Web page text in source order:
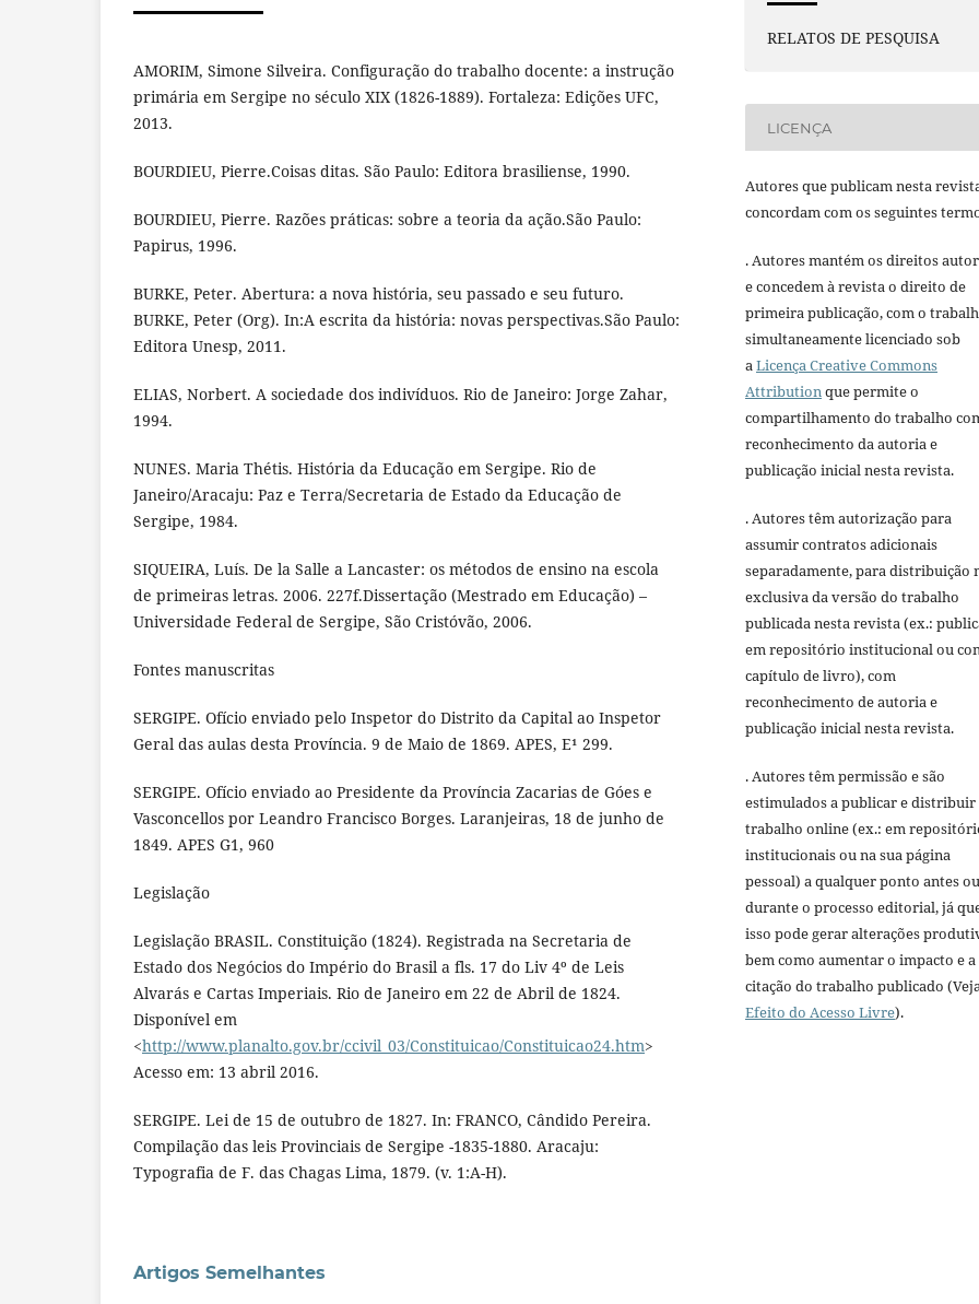
AMORIM, Simone Silveira. Configuração do trabalho docente: a instrução
primária em Sergipe no século XIX (1826-1889). Fortaleza: Edições UFC,
2013.
BOURDIEU, Pierre.Coisas ditas. São Paulo: Editora brasiliense, 1990.
BOURDIEU, Pierre. Razões práticas: sobre a teoria da ação.São Paulo:
Papirus, 1996.
BURKE, Peter. Abertura: a nova história, seu passado e seu futuro.
BURKE, Peter (Org). In:A escrita da história: novas perspectivas.São Paulo:
Editora Unesp, 2011.
ELIAS, Norbert. A sociedade dos indivíduos. Rio de Janeiro: Jorge Zahar,
1994.
NUNES. Maria Thétis. História da Educação em Sergipe. Rio de
Janeiro/Aracaju: Paz e Terra/Secretaria de Estado da Educação de
Sergipe, 1984.
SIQUEIRA, Luís. De la Salle a Lancaster: os métodos de ensino na escola
de primeiras letras. 2006. 227f.Dissertação (Mestrado em Educação) –
Universidade Federal de Sergipe, São Cristóvão, 2006.
Fontes manuscritas
SERGIPE. Ofício enviado pelo Inspetor do Distrito da Capital ao Inspetor
Geral das aulas desta Província. 9 de Maio de 1869. APES, E¹ 299.
SERGIPE. Ofício enviado ao Presidente da Província Zacarias de Góes e
Vasconcellos por Leandro Francisco Borges. Laranjeiras, 18 de junho de
1849. APES G1, 960
Legislação
Legislação BRASIL. Constituição (1824). Registrada na Secretaria de
Estado dos Negócios do Império do Brasil a fls. 17 do Liv 4º de Leis
Alvarás e Cartas Imperiais. Rio de Janeiro em 22 de Abril de 1824.
Disponível em
<http://www.planalto.gov.br/ccivil_03/Constituicao/Constituicao24.htm>
Acesso em: 13 abril 2016.
SERGIPE. Lei de 15 de outubro de 1827. In: FRANCO, Cândido Pereira.
Compilação das leis Provinciais de Sergipe -1835-1880. Aracaju:
Typografia de F. das Chagas Lima, 1879. (v. 1:A-H).
RELATOS DE PESQUISA
LICENÇA
Autores que publicam nesta
concordam com os seguintes
. Autores mantém os direitos
e concedem à revista o direito de
primeira publicação, com o
simultaneamente licenciado sob
aLicença Creative Commons
Attributionque permite o
compartilhamento do trabalho
reconhecimento da autoria e
publicação inicial nesta revista.
. Autores têm autorização para
assumir contratos adicionais
separadamente, para distribuição
exclusiva da versão do trabalho
publicada nesta revista (ex.:
em repositório institucional ou
capítulo de livro), com
reconhecimento de autoria e
publicação inicial nesta revista.
. Autores têm permissão e são
estimulados a publicar e distribuir
trabalho online (ex.: em
institucionais ou na sua página
pessoal) a qualquer ponto antes ou
durante o processo editorial, já
isso pode gerar alterações
bem como aumentar o impacto e a
citação do trabalho publicado
Efeito do Acesso Livre).
Artigos Semelhantes